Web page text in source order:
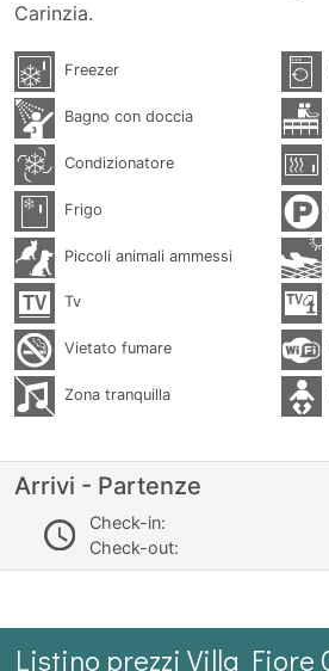
Carinzia.
Freezer
Bagno con doccia
Condizionatore
Frigo
Piccoli animali ammessi
Tv
Vietato fumare
Zona tranquilla
Arrivi - Partenze
Check-in:
Check-out:
Listino prezzi Villa Fiore